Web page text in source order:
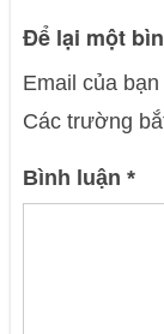
Để lại một
Email của
Các trường
Bình luận*